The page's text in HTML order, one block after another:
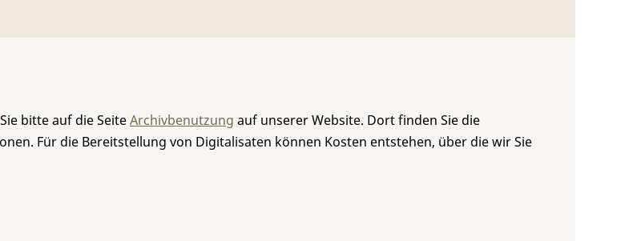
bitte auf die SeiteArchivbenutzung auf unserer Website. Dort finden Sie die
Für die Bereitstellung von Digitalisaten können Kosten entstehen, über die wir Sie